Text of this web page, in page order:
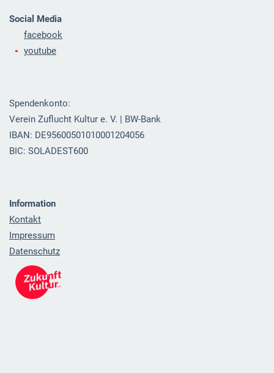
Social Media
facebook
youtube
Spendenkonto:
Verein Zuflucht Kultur e. V. | BW-Bank
IBAN: DE95600501010001204056
BIC: SOLADEST600
Information
Kontakt
Impressum
Datenschutz